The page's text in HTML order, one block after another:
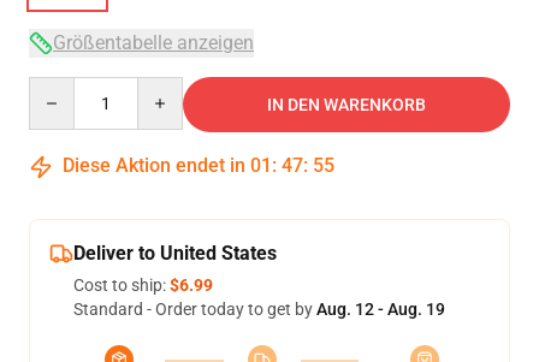
Größentabelle anzeigen
IN DEN WARENKORB
Diese Aktion endet in 01 : 47: 54
Deliver to United States
Cost to ship:$6.99
Standard - Order today to get byAug. 12 - Aug. 19